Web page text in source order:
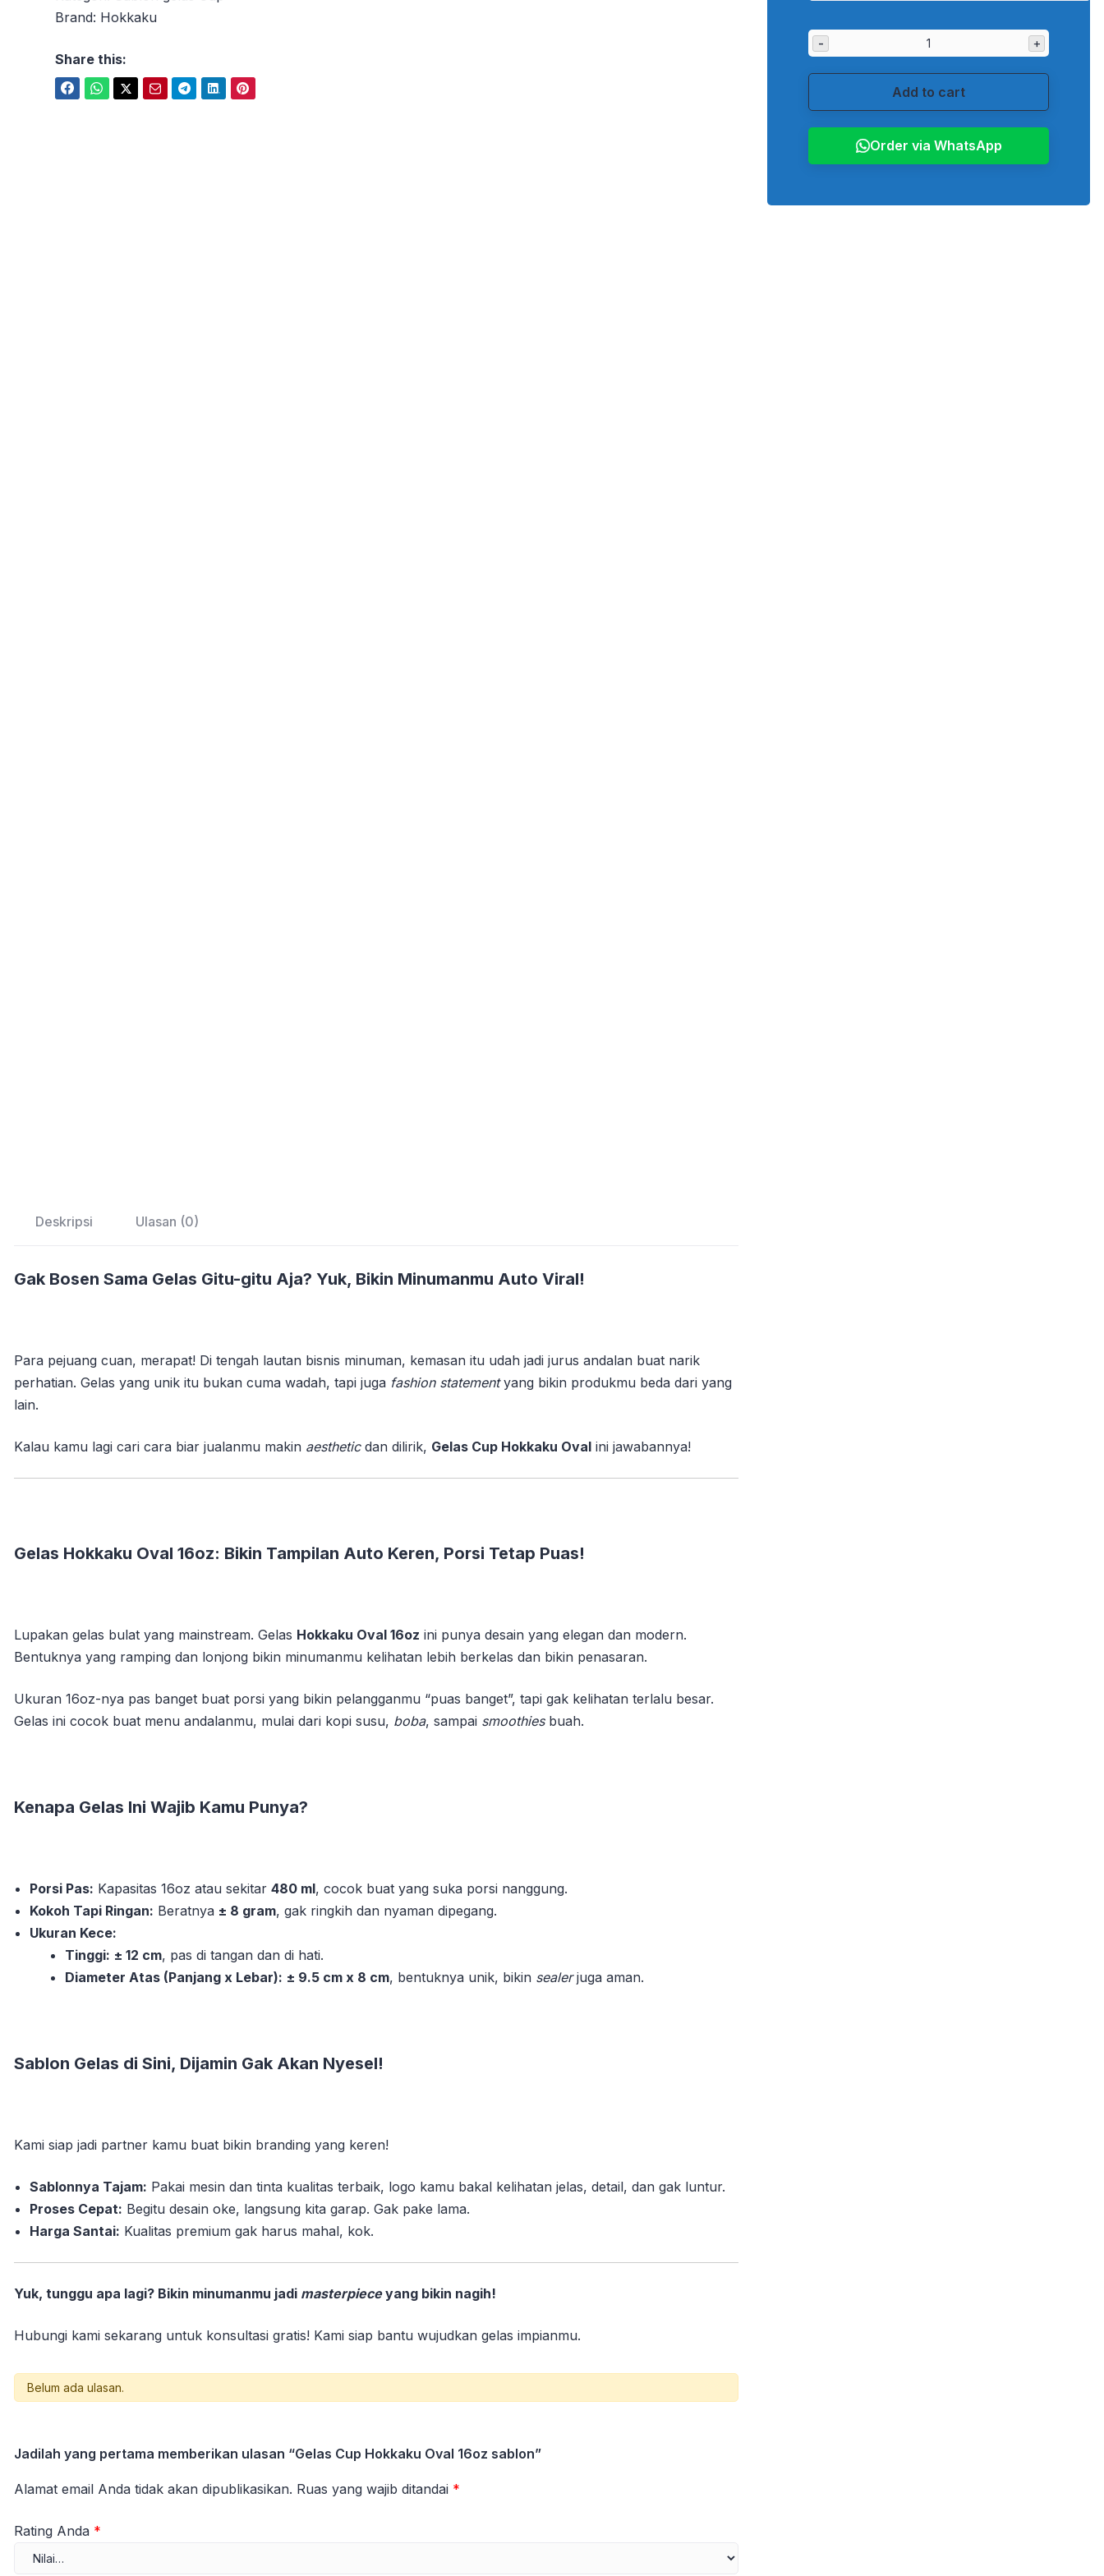
Brand: Hokkaku
Share this:
Deskripsi Ulasan (0)
Gak Bosen Sama Gelas Gitu-gitu Aja? Yuk, Bikin Minumanmu Auto Viral!
Para pejuang cuan, merapat! Di tengah lautan bisnis minuman, kemasan itu udah jadi jurus andalan buat narik
perhatian. Gelas yang unik itu bukan cuma wadah, tapi juga fashion statementyang bikin produkmu beda dari yang
lain.
Kalau kamu lagi cari cara biar jualanmu makin aestheticdan dilirik, Gelas Cup Hokkaku Oval ini jawabannya!
Gelas Hokkaku Oval 16oz: Bikin Tampilan Auto Keren, Porsi Tetap Puas!
Lupakan gelas bulat yang mainstream. Gelas Hokkaku Oval 16oz ini punya desain yang elegan dan modern.
Bentuknya yang ramping dan lonjong bikin minumanmu kelihatan lebih berkelas dan bikin penasaran.
Ukuran 16oz-nya pas banget buat porsi yang bikin pelangganmu “puas banget”, tapi gak kelihatan terlalu besar.
Gelas ini cocok buat menu andalanmu, mulai dari kopi susu, boba, sampai smoothiesbuah.
Kenapa Gelas Ini Wajib Kamu Punya?
Porsi Pas: Kapasitas 16oz atau sekitar480 ml, cocok buat yang suka porsi nanggung.
Kokoh Tapi Ringan: Beratnya ± 8 gram, gak ringkih dan nyaman dipegang.
Ukuran Kece:
Tinggi: ± 12 cm, pas di tangan dan di hati.
Diameter Atas (Panjang x Lebar): ± 9.5 cm x 8 cm, bentuknya unik, bikin sealerjuga aman.
Sablon Gelas di Sini, Dijamin Gak Akan Nyesel!
Kami siap jadi partner kamu buat bikin branding yang keren!
Sablonnya Tajam: Pakai mesin dan tinta kualitas terbaik, logo kamu bakal kelihatan jelas, detail, dan gak luntur.
Proses Cepat: Begitu desain oke, langsung kita garap. Gak pake lama.
Harga Santai: Kualitas premium gak harus mahal, kok.
Yuk, tunggu apa lagi? Bikin minumanmu jadi masterpieceyang bikin nagih!
Hubungi kami sekarang untuk konsultasi gratis! Kami siap bantu wujudkan gelas impianmu.
Belum ada ulasan.
Jadilah yang pertama memberikan ulasan “Gelas Cup Hokkaku Oval 16oz sablon”
Alamat email Anda tidak akan dipublikasikan. Ruas yang wajib ditandai *
Rating Anda *
- +
Add to cart
Order via WhatsApp